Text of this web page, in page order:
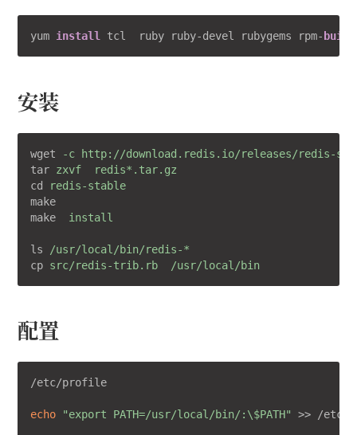
yum install tcl  ruby ruby-devel rubygems rpm- build
安装
wget
-c http://download.redis.io/releases/redis-
tar zxvf  redis*.tar.gz
cd
redis-stable
make
make
install
ls
/usr/local/bin/redis-*
cp src/redis-trib.rb  /usr/local/bin
配置
/etc/profile
echo "export PATH=/usr/local/bin/:\$PATH" >> /etc/